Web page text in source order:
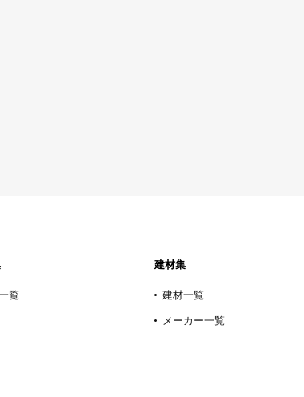
覧
建材集
建材一覧
メーカー一覧